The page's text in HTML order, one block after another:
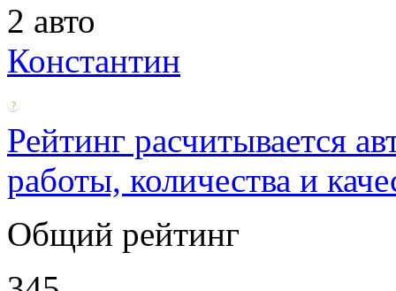
2 авто
Константин
Рейтинг расчитывается
работы, количества и
Общий рейтинг